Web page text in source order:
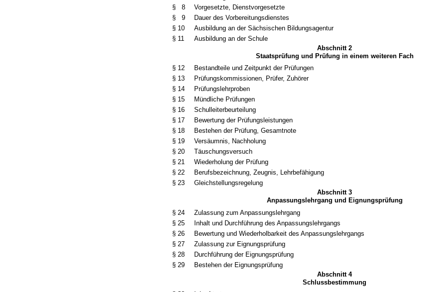
§ 8
Vorgesetzte, Dienstvorgesetzte
§ 9
Dauer des Vorbereitungsdienstes
§ 10
Ausbildung an der Sächsischen Bildungsagentur
§ 11
Ausbildung an der Schule
Abschnitt 2
Staatsprüfung und Prüfung in einem weiteren Fach
§ 12
Bestandteile und Zeitpunkt der Prüfungen
§ 13
Prüfungskommissionen, Prüfer, Zuhörer
§ 14
Prüfungslehrproben
§ 15
Mündliche Prüfungen
§ 16
Schulleiterbeurteilung
§ 17
Bewertung der Prüfungsleistungen
§ 18
Bestehen der Prüfung, Gesamtnote
§ 19
Versäumnis, Nachholung
§ 20
Täuschungsversuch
§ 21
Wiederholung der Prüfung
§ 22
Berufsbezeichnung, Zeugnis, Lehrbefähigung
§ 23
Gleichstellungsregelung
Abschnitt 3
Anpassungslehrgang und Eignungsprüfung
§ 24
Zulassung zum Anpassungslehrgang
§ 25
Inhalt und Durchführung des Anpassungslehrgangs
§ 26
Bewertung und Wiederholbarkeit des Anpassungslehrgangs
§ 27
Zulassung zur Eignungsprüfung
§ 28
Durchführung der Eignungsprüfung
§ 29
Bestehen der Eignungsprüfung
Abschnitt 4
Schlussbestimmung